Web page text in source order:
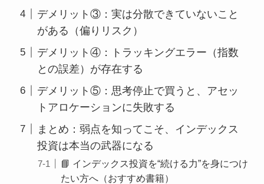
デメリット③：実は分散できていないこと
がある（偏りリスク）
デメリット④：トラッキングエラー（指数
との誤差）が存在する
デメリット⑤：思考停止で買うと、アセッ
トアロケーションに失敗する
まとめ：弱点を知ってこそ、インデックス
投資は本当の武器になる
📘 インデックス投資を“続ける力”を身につけ
たい方へ（おすすめ書籍）